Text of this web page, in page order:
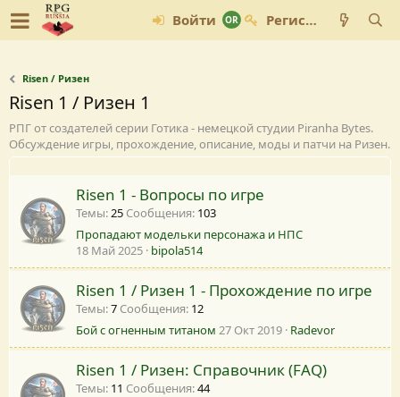
Войти Регистрация
Risen / Ризен
Risen 1 / Ризен 1
РПГ от создателей серии Готика - немецкой студии Piranha Bytes.
Обсуждение игры, прохождение, описание, моды и патчи на Ризен.
Risen 1 - Вопросы по игре
Темы 25 Сообщения 103
Пропадают модельки персонажа и НПС
18 Май 2025 bipola514
Risen 1 / Ризен 1 - Прохождение по игре
Темы 7 Сообщения 12
Бой с огненным титаном 27 Окт 2019 Radevor
Risen 1 / Ризен: Справочник (FAQ)
Темы 11 Сообщения 44